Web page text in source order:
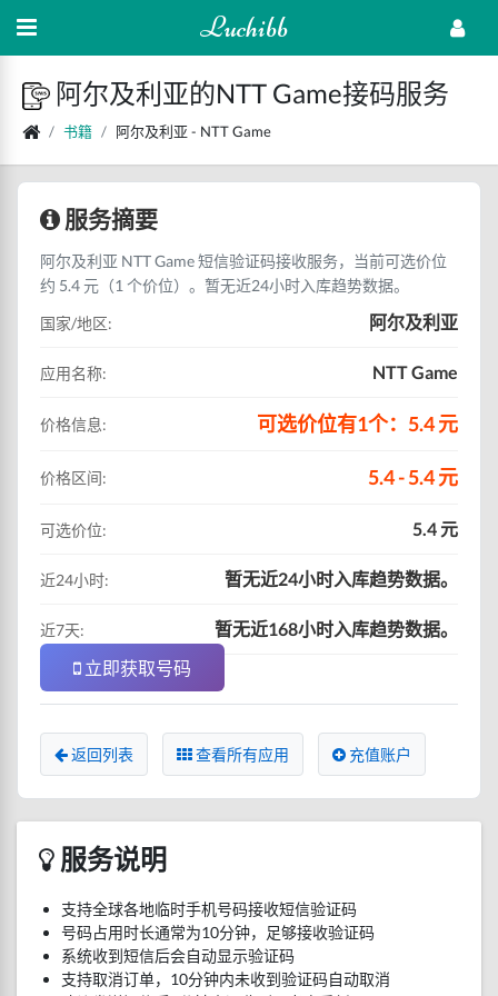
Luchibb
阿尔及利亚的NTT Game接码服务
书籍 阿尔及利亚 - NTT Game
服务摘要
阿尔及利亚 NTT Game 短信验证码接收服务，当前可选价位
约 5.4 元（1 个价位）。暂无近24小时入库趋势数据。
国家/地区:
阿尔及利亚
应用名称: NTT Game
价格信息: 可选价位有1个：5.4 元
价格区间: 5.4 - 5.4 元
可选价位: 5.4 元
近24小时: 暂无近24小时入库趋势数据。
近7天:
暂无近168小时入库趋势数据。
立即获取号码
返回列表 查看所有应用 充值账户
服务说明
支持全球各地临时手机号码接收短信验证码
号码占用时长通常为10分钟，足够接收验证码
系统收到短信后会自动显示验证码
支持取消订单，10分钟内未收到验证码自动取消